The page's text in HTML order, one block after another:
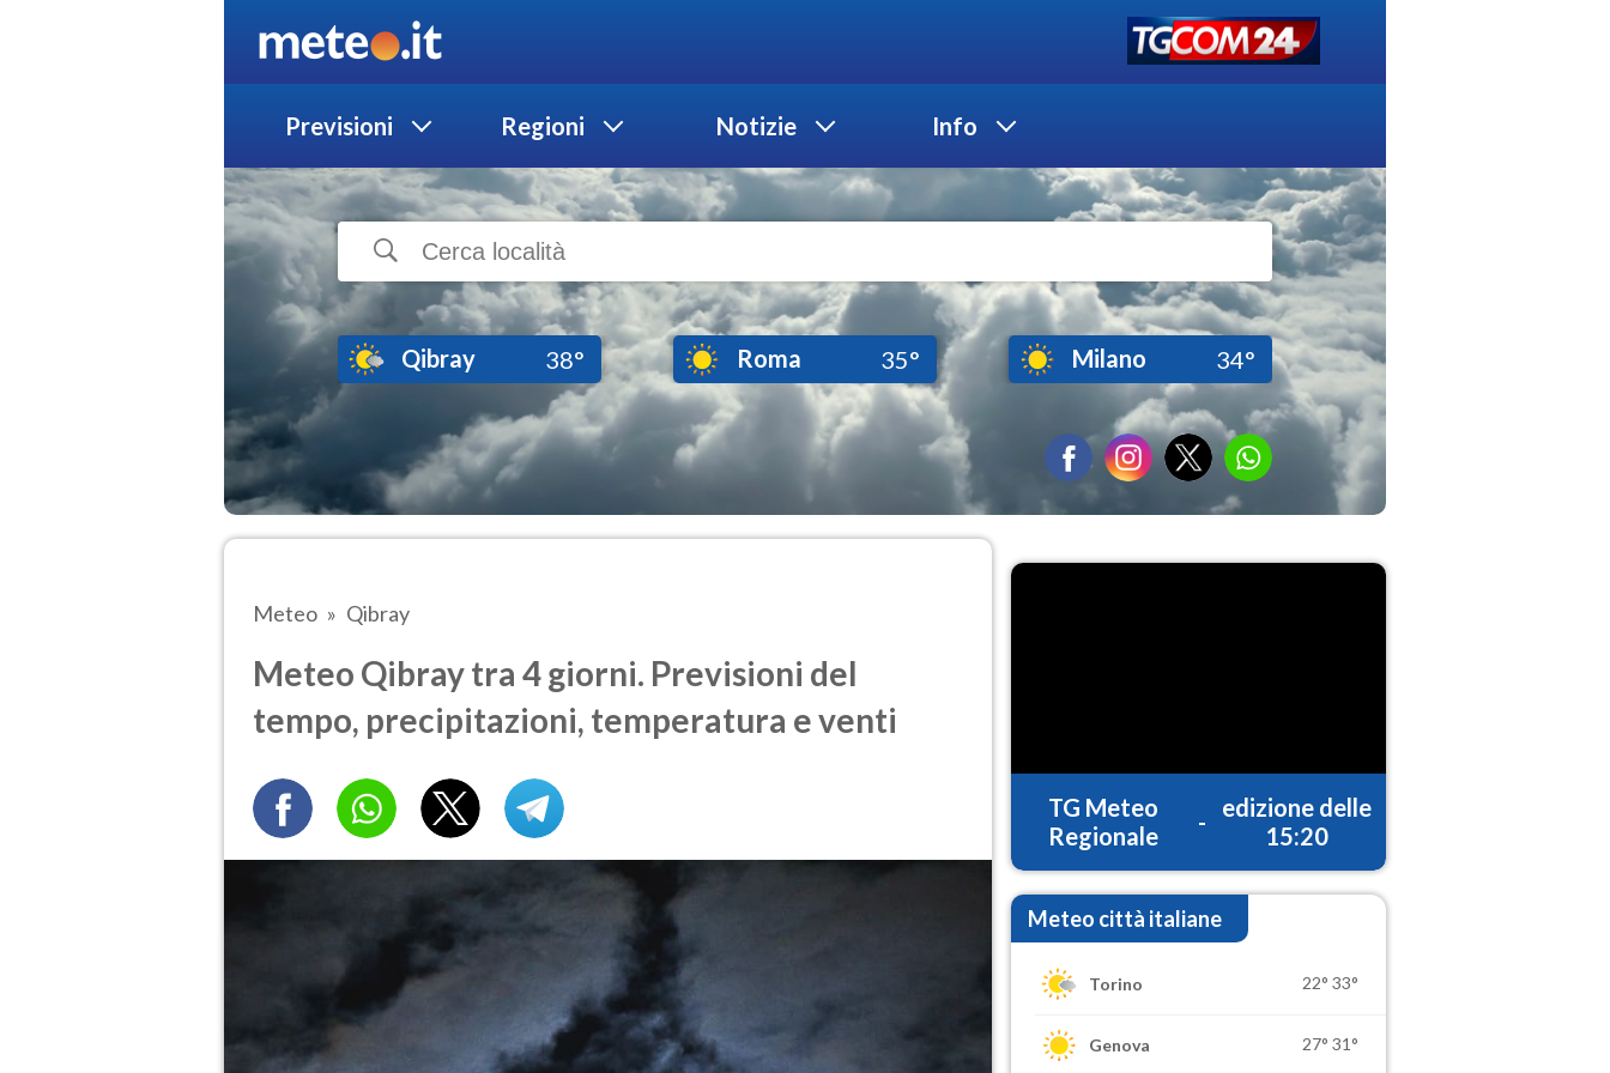
Previsioni Regioni Notizie Info
Qibray 38° Roma 35° Milano 34°
Meteo Qibray
Meteo Qibray tra 4 giorni. Previsioni del
tempo, precipitazioni, temperatura e venti
TG Meteo
Regionale
-
edizione delle
15:20
Meteo città italiane
Torino 22° 33°
Genova 27° 31°